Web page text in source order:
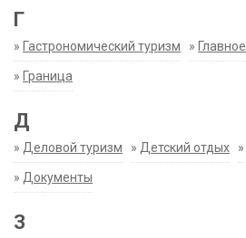
Г
» Гастрономический туризм » Главное
» Граница
Д
» Деловой туризм » Детский отдых »
» Документы
З